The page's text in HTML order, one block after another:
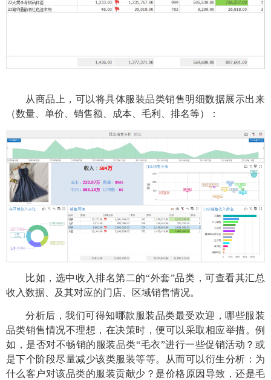
从商品上，可以将具体服装品类销售明细数据展示出来
（数量、单价、销售额、成本、毛利、排名等）：
比如，选中收入排名第二的“外套”品类，可查看其汇总
收入数据、及其对应的门店、区域销售情况。
分析后，我们可得知哪款服装品类最受欢迎，哪些服装
品类销售情况不理想，在决策时，便可以采取相应举措。例
如，是否对不畅销的服装品类“毛衣”进行一些促销活动？或
是下个阶段尽量减少该类服装等等。从而可以衍生分析：为
什么客户对该品类的服装贡献少？是价格原因导致，还是毛